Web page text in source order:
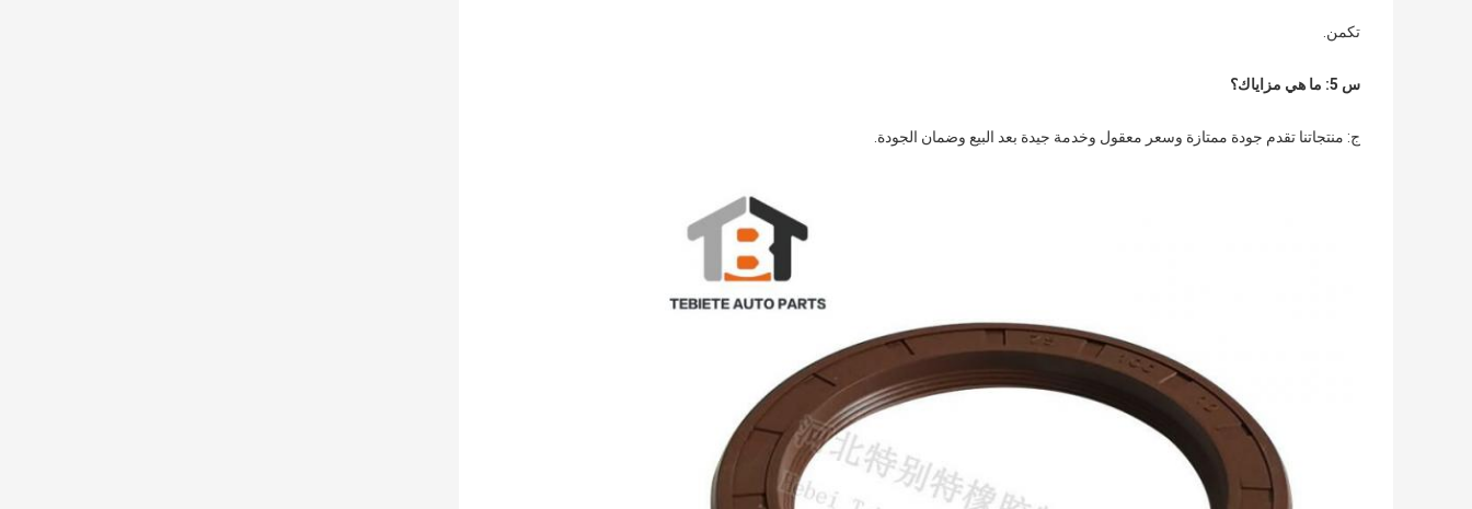
تكمن.
س 5: ما هي مزاياك؟
ج: منتجاتنا تقدم جودة ممتازة وسعر معقول وخدمة جيدة بعد البيع وضمان الجودة.